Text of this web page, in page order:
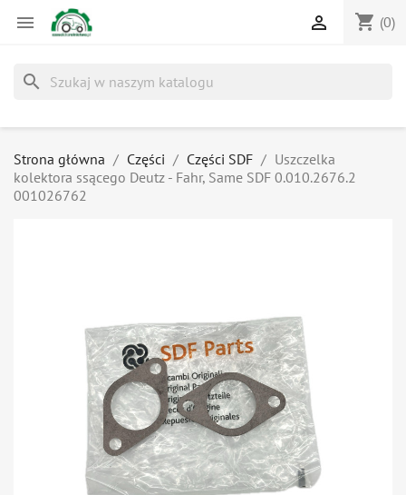
 shopping_cart (0)

search
Strona główna Części Części SDF
Uszczelka
kolektora ssącego Deutz - Fahr, Same SDF 0.010.2676.2
001026762